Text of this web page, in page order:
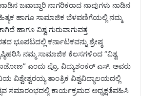
ಜವಾಬ್ದಾರಿ ನಾಗರಿಕರಾದ ನಾವುಗಳು ನಾಡಿನ
ಹಾಗೂ ಸಾಮಾಜಿಕ ಬೆಳವಣಿಗೆಯಲ್ಲಿ ನಮ್ಮ
ಹಾಗೂ ವಿಶ್ವ ಗುರುವಾಗುವತ್ತ
ಭೂಪಟದಲ್ಲಿ ಕರ್ನಾಟಕವನ್ನು ಶ್ರೇಷ್ಠ
ನಮ್ಮ ಸಾಮಾಜಿಕ ಕೆಲಸಗಳಿಂದ “ವಿಶ್ವ
ಎಂದು ಪ್ರೊ. ವಿದ್ಯುಶಂಕರ್ ಎಸ್. ಅವರು
ವಿಶ್ವೇಶ್ವರಯ್ಯ ತಾಂತ್ರಿಕ ವಿಶ್ವವಿದ್ಯಾಲಯದಲ್ಲಿ
ಸಮಾರಂಭದಲ್ಲಿ ಕಾರ್ಯಕ್ರಮದ ಅಧ್ಯಕ್ಷತೆವಹಿಸಿ